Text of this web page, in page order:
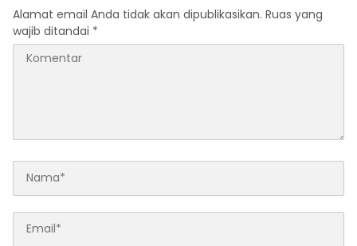
Alamat email Anda tidak akan dipublikasikan. Ruas yang
wajib ditandai *